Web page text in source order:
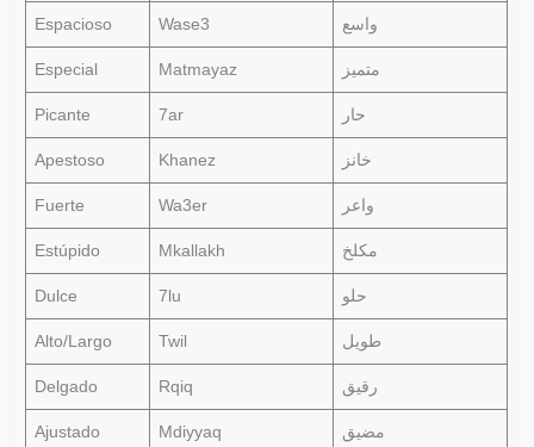
Espacioso Wase3 واسع
Especial Matmayaz متميز
Picante 7ar حار
Apestoso Khanez خانز
Fuerte Wa3er واعر
Estúpido Mkallakh مكلخ
Dulce 7lu حلو
Alto/Largo Twil طويل
Delgado Rqiq رقيق
Ajustado Mdiyyaq مضيق